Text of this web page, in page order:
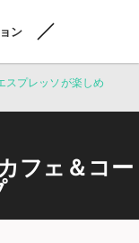
ン
スプレッソが楽しめ
フェ＆コー